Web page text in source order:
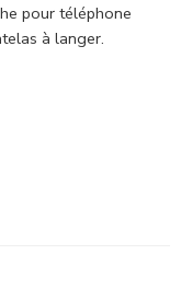
pour téléphone
à langer.